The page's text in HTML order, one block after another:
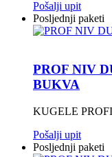
Pošalji upit
Posljednji paketi
PROF NIV
BUKVA
KUGELE
Pošalji upit
Posljednji paketi